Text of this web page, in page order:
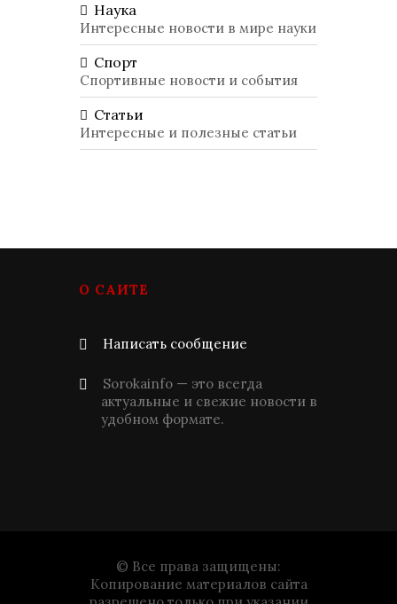
Наука
Интересные новости в мире науки
Спорт
Спортивные новости и события
Статьи
Интересные и полезные статьи
О САЙТЕ
Написать сообщение
Sorokainfo — это всегда
актуальные и свежие новости в
удобном формате.
© Все права защищены:
Копирование материалов сайта